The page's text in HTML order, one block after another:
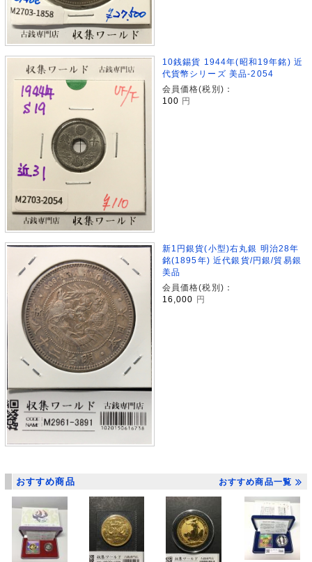
10銭錫貨 1944年(昭和19年銘) 近
代貨幣シリーズ 美品-2054
会員価格(税別)：
100 円
新1円銀貨(小型)右丸銀 明治28年
銘(1895年) 近代銀貨/円銀/貿易銀
美品
会員価格(税別)：
16,000
円
おすすめ商品 おすすめ商品一覧